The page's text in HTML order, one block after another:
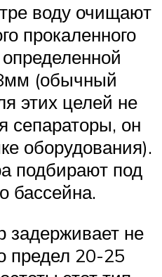
воду очищают
прокаленного
(обычный
этих целей не
сепараторы, он
оборудования).
подбирают под
бассейна.
не
предел 20-25